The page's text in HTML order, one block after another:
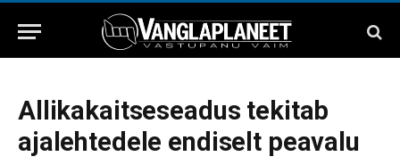
Allikakaitseseadus tekitab
ajalehtedele endiselt peavalu